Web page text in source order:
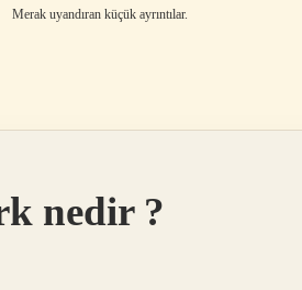
Merak uyandıran küçük ayrıntılar.
nedir ?